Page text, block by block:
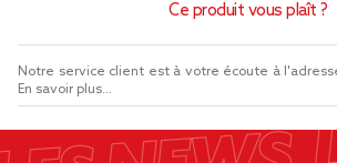
Ce produit vous plaît ?
Notre service client est à votre écoute à
En savoir plus...